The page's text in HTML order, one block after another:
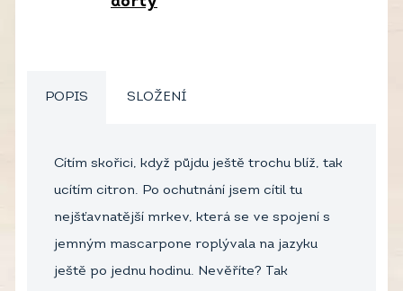
POPIS SLOŽENÍ
Cítím skořici, když půjdu ještě trochu blíž, tak
ucítím citron. Po ochutnání jsem cítil tu
nejšťavnatější mrkev, která se ve spojení s
jemným mascarpone roplývala na jazyku
ještě po jednu hodinu. Nevěříte? Tak